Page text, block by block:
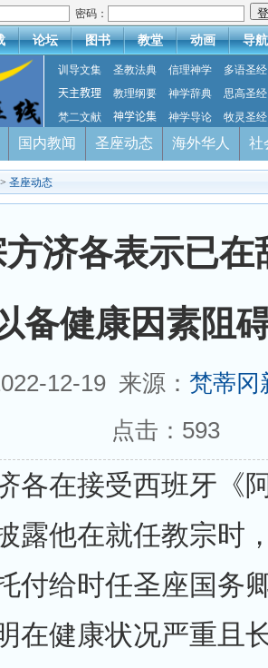
密码：
论坛 图书 教堂 动画 导航
训导文集 圣教法典 信理神学
多语圣经
天主教理
教理纲要 神学辞典
思高圣经
梵二文献
神学论集 神学导论 牧灵圣经
国内教闻 圣座动态 海外华人 社
> 圣座动态
济各表示已在
备健康因素阻
12-19 来源： 梵蒂冈
点击： 593
各在接受西班牙《
露他在就任教宗时
付给时任圣座国务
在健康状况严重且